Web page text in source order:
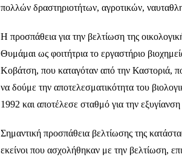
πολλών δραστηριοτήτων, αγροτικών,
Η προσπάθεια για την βελτίωση της
Θυμάμαι ως φοιτήτρια το εργαστήριο
Κοβάτση, που καταγόταν από την Καστοριά,
να δούμε την αποτελεσματικότητα του
1992 και αποτέλεσε σταθμό για την
Σημαντική προσπάθεια βελτίωσης της
εκείνοι που ασχολήθηκαν με την βελτίωση,